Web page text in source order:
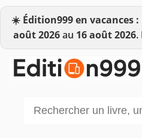
☀️ Édition999 en vacances :
août 2026au 16 août 2026.